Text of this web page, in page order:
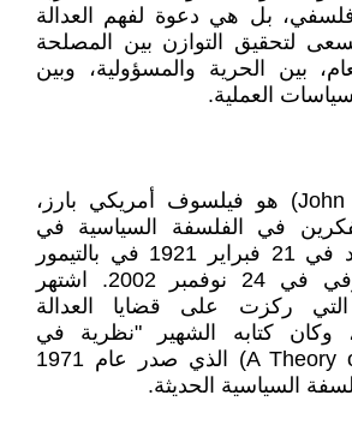
بل هي دعوة لفهم العدالة
لتحقيق التوازن بين المصلحة
بين الحرية والمسؤولية، وبين
العملية.
جون رولز (John Rawls) هو فيلسوف أمريكي بارز،
في الفلسفة السياسية في
القرن العشرين. وُلد في 21 فبراير 1921 في بالتيمور
بولاية ماريلاند، وتوفي في 24 نوفمبر 2002. اشتهر
التي ركزت على قضايا العدالة
وكان كتابه الشهير "نظرية في
العدالة" (A Theory of Justice) الذي صدر عام 1971
السياسية الحديثة.